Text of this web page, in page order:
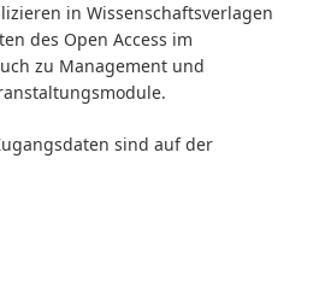
in Wissenschaftsverlagen
des Open Access im
zu Management und
sind auf der